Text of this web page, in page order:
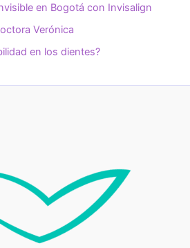
en Bogotá con Invisalign
Verónica
en los dientes?